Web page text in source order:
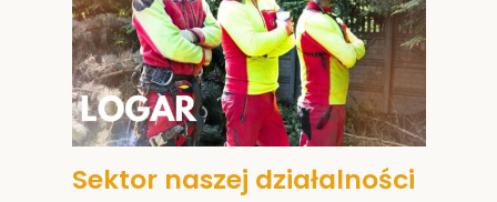
Sektor naszej działalności